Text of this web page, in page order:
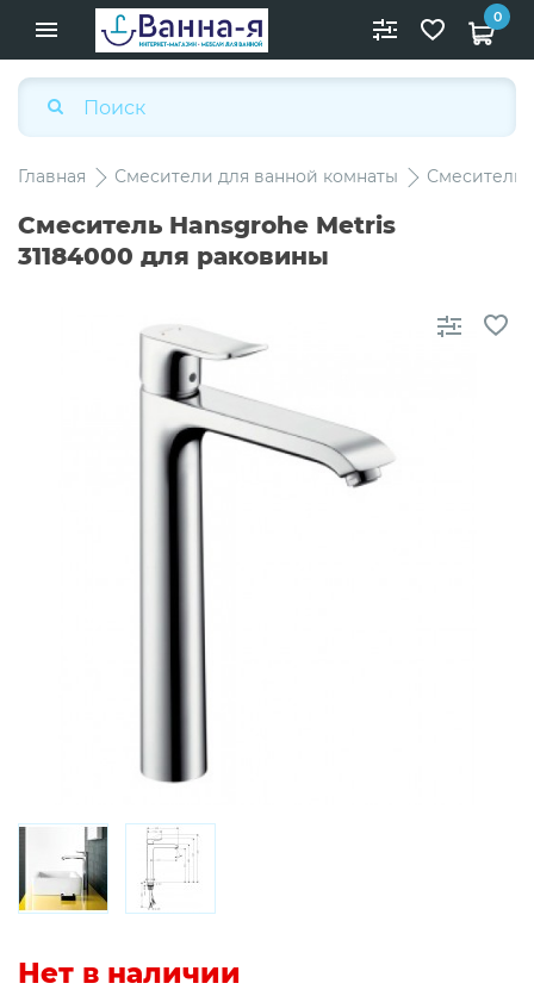
0
Главная Смесители для ванной комнаты Смесители
Смеситель Hansgrohe Metris
31184000 для раковины
Нет в наличии